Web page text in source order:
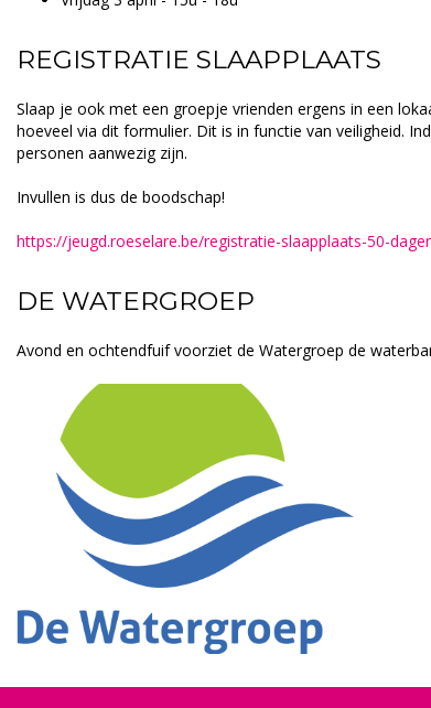
REGISTRATIE SLAAPPLAATS
Slaap je ook met een groepje vrienden ergens in een
hoeveel via dit formulier. Dit is in functie van veiligheid.
personen aanwezig zijn.
Invullen is dus de boodschap!
https://jeugd.roeselare.be/registratie-slaapplaats-50-
DE WATERGROEP
Avond en ochtendfuif voorziet de Watergroep de